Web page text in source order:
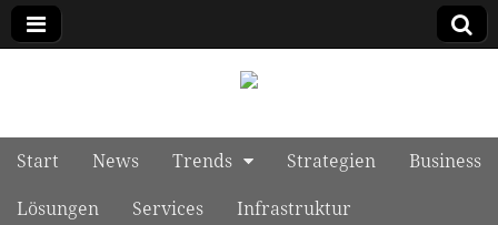
Main menu
Skip to content
Start News Trends Strategien
Business
Lösungen
Services
Infrastruktur